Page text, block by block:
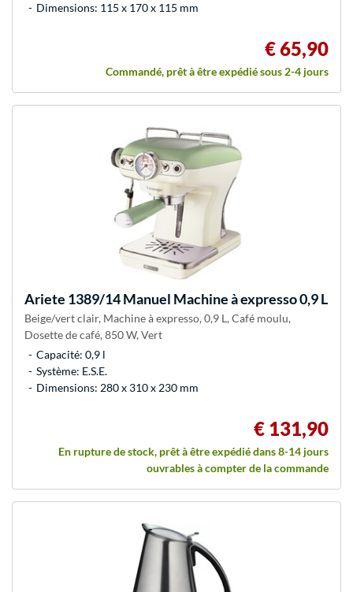
Dimensions: 115 x 170 x 115 mm
€ 65,90
Commandé, prêt à être expédié sous 2-4 jours
Ariete 1389/14 Manuel Machine à expresso 0,9 L
Beige/vert clair, Machine à expresso, 0,9 L, Café moulu,
Dosette de café, 850 W, Vert
Capacité: 0,9 l
Système: E.S.E.
Dimensions: 280 x 310 x 230 mm
€ 131,90
En rupture de stock, prêt à être expédié dans 8-14 jours
ouvrables à compter de la commande